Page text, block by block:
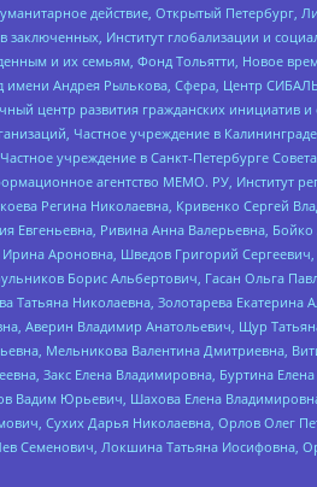
действие, Открытый Петербург,
заключенных, Институт глобализации и
и их семьям, Фонд Тольятти, Новое
Андрея Рылькова, Сфера, Центр
центр развития гражданских
Частное учреждение в
учреждение в Санкт-Петербурге
агентство МЕМО. РУ, Институт
Регина Николаевна, Кривенко
Евгеньевна, Ривина Анна Валерьевна,
Ароновна, Шведов Григорий
Борис Альбертович, Гасан Ольга
Николаевна, Золотарева
Аверин Владимир Анатольевич, Щур
Мельникова Валентина Дмитриевна,
Закс Елена Владимировна, Буртина
Юрьевич, Шахова Елена
Сухих Дарья Николаевна, Орлов Олег
Семенович, Локшина Татьяна